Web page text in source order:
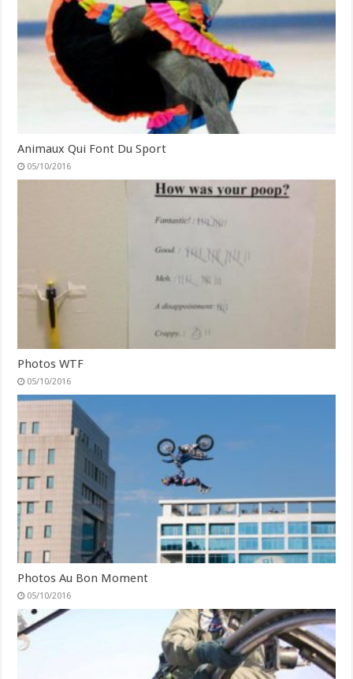
Animaux Qui Font Du Sport
05/10/2016
Photos WTF
05/10/2016
Photos Au Bon Moment
05/10/2016